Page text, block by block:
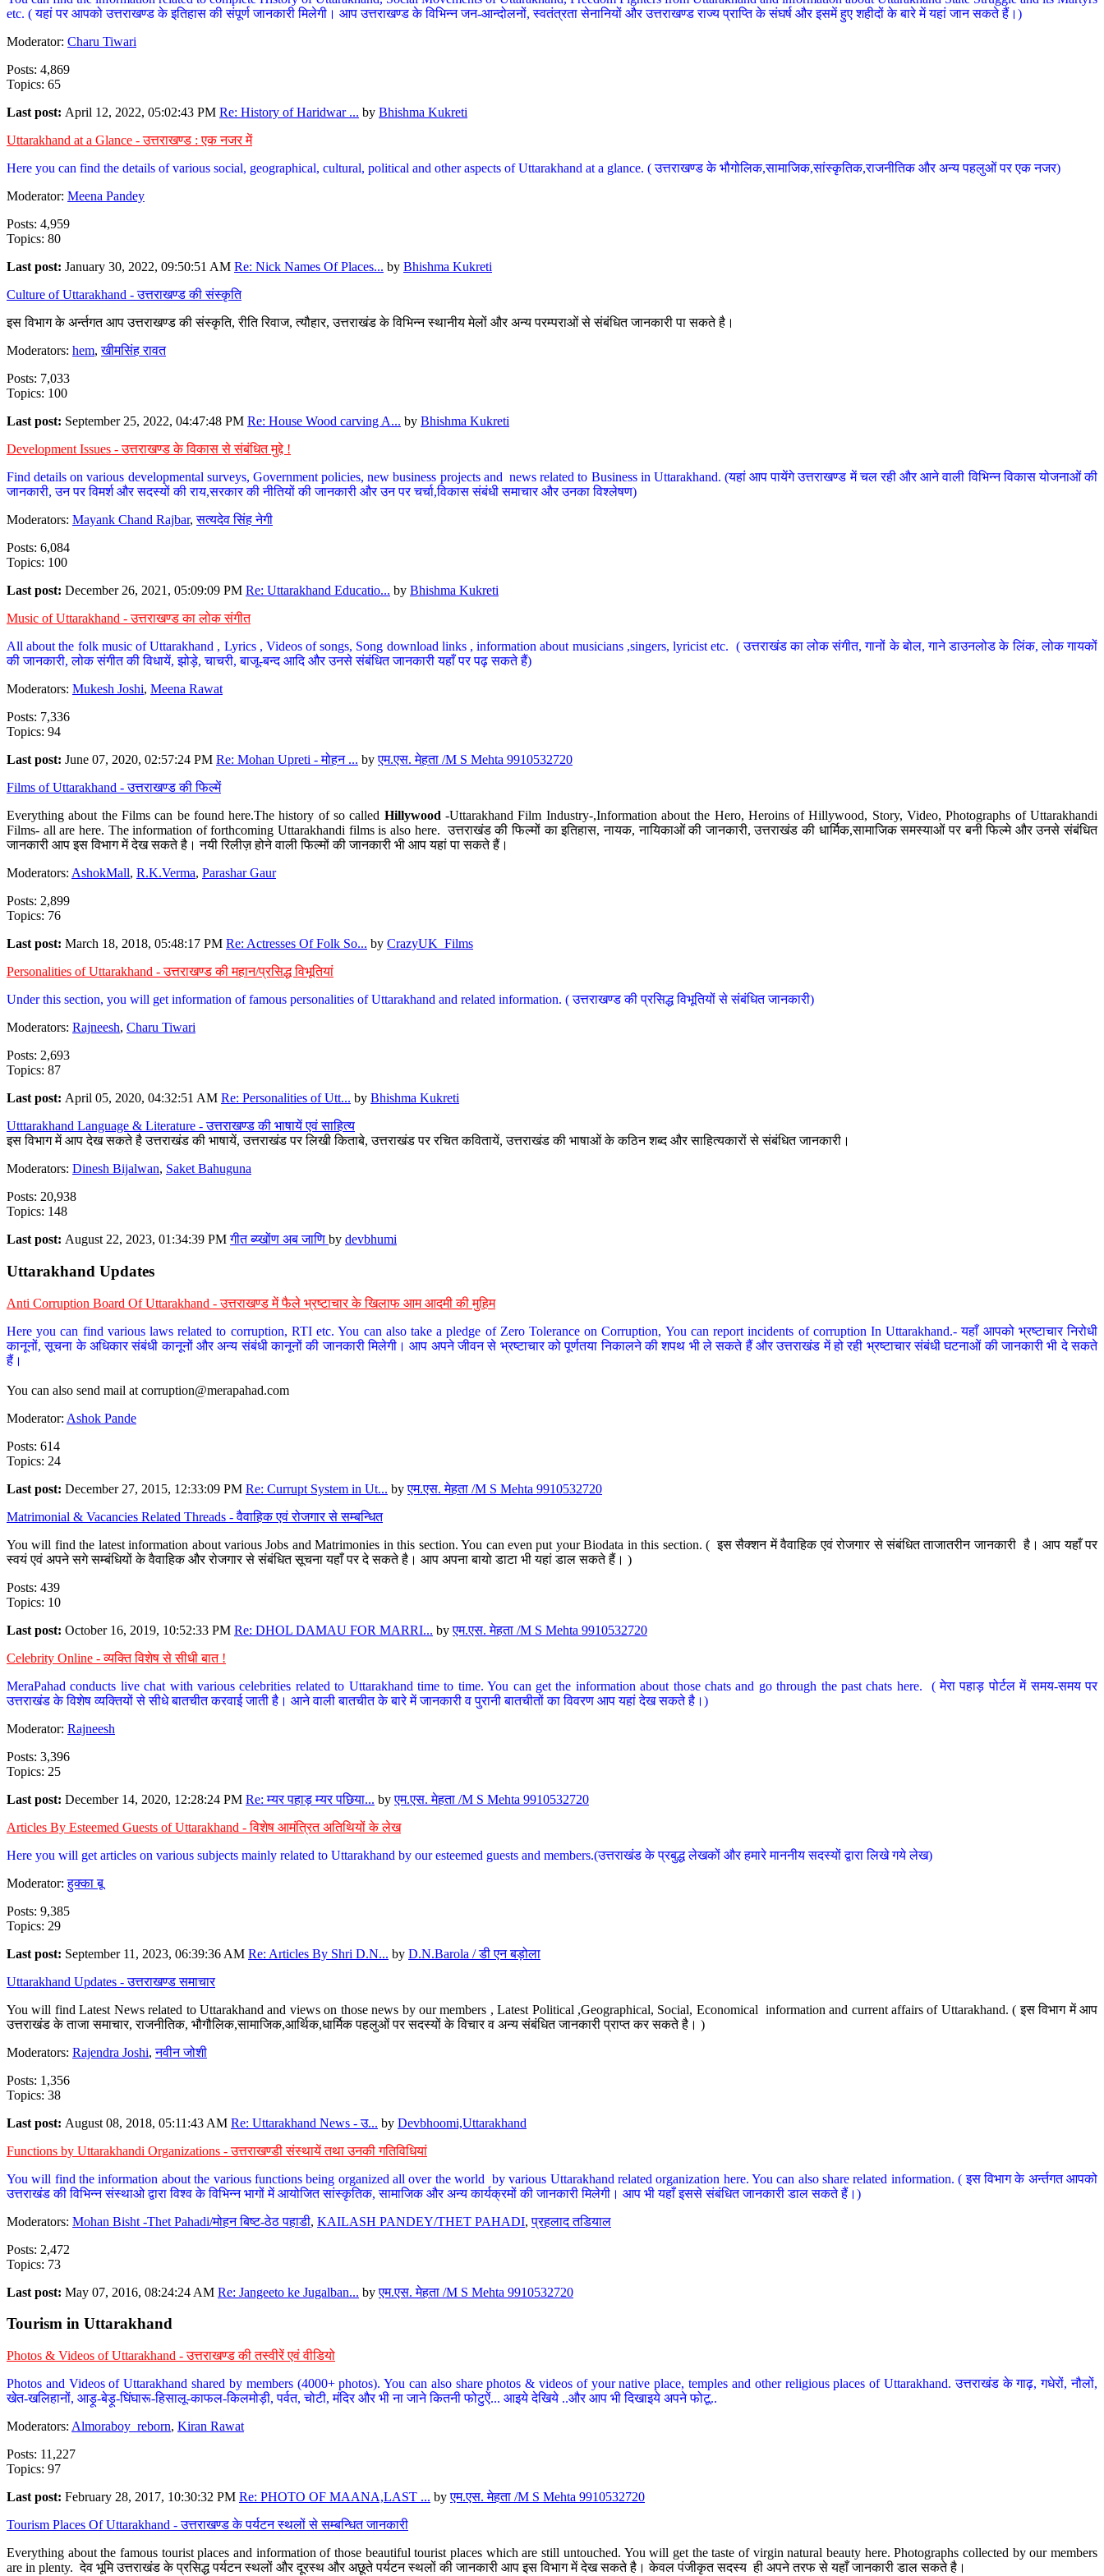
etc. ( यहां पर आपको उत्तराखण्ड के इतिहास की संपूर्ण जानकारी मिलेगी। आप उत्तराखण्ड के विभिन्न जन-आन्दोलनों, स्वतंत्रता सेनानियों और उत्तराखण्ड राज्य प्राप्ति के संघर्ष और इसमें हुए शहीदों के बारे में यहां जान सकते हैं।)
Moderator: Charu Tiwari
Posts: 4,869
Topics: 65
Last post: April 12, 2022, 05:02:43 PM Re: History of Haridwar ... by Bhishma Kukreti
Uttarakhand at a Glance - उत्तराखण्ड : एक नजर में
Here you can find the details of various social, geographical, cultural, political and other aspects of Uttarakhand at a glance. ( उत्तराखण्ड के भौगोलिक,सामाजिक,सांस्कृतिक,राजनीतिक और अन्य पहलुओं पर एक नजर)
Moderator: Meena Pandey
Posts: 4,959
Topics: 80
Last post: January 30, 2022, 09:50:51 AM Re: Nick Names Of Places... by Bhishma Kukreti
Culture of Uttarakhand - उत्तराखण्ड की संस्कृति
इस विभाग के अर्न्तगत आप उत्तराखण्ड की संस्कृति, रीति रिवाज, त्यौहार, उत्तराखंड के विभिन्न स्थानीय मेलों और अन्य परम्पराओं से संबंधित जानकारी पा सकते है।
Moderators: hem,खीमसिंह रावत
Posts: 7,033
Topics: 100
Last post: September 25, 2022, 04:47:48 PM Re: House Wood carving A... by Bhishma Kukreti
Development Issues - उत्तराखण्ड के विकास से संबंधित मुद्दे !
Find details on various developmental surveys, Government policies, new business projects and news related to Business in Uttarakhand. (यहां आप पायेंगे उत्तराखण्ड में चल रही और आने वाली विभिन्न विकास योजनाओं की
जानकारी, उन पर विमर्श और सदस्यों की राय,सरकार की नीतियों की जानकारी और उन पर चर्चा,विकास संबंधी समाचार और उनका विश्लेषण)
Moderators: Mayank Chand Rajbar,सत्यदेव सिंह नेगी
Posts: 6,084
Topics: 100
Last post: December 26, 2021, 05:09:09 PM Re: Uttarakhand Educatio... by Bhishma Kukreti
Music of Uttarakhand - उत्तराखण्ड का लोक संगीत
All about the folk music of Uttarakhand , Lyrics , Videos of songs, Song download links , information about musicians ,singers, lyricist etc. ( उत्तराखंड का लोक संगीत, गानों के बोल, गाने डाउनलोड के लिंक, लोक गायकों
की जानकारी, लोक संगीत की विधायें, झोड़े, चाचरी, बाजू-बन्द आदि और उनसे संबंधित जानकारी यहाँ पर पढ़ सकते हैं)
Moderators: Mukesh Joshi, Meena Rawat
Posts: 7,336
Topics: 94
Last post: June 07, 2020, 02:57:24 PM Re: Mohan Upreti - मोहन ... byएम.एस. मेहता /M S Mehta 9910532720
Films of Uttarakhand - उत्तराखण्ड की फिल्में
Everything about the Films can be found here.The history of so called Hillywood-Uttarakhand Film Industry-,Information about the Hero, Heroins of Hillywood, Story, Video, Photographs of Uttarakhandi
Films- all are here. The information of forthcoming Uttarakhandi films is also here. उत्तराखंड की फिल्मों का इतिहास, नायक, नायिकाओं की जानकारी, उत्तराखंड की धार्मिक,सामाजिक समस्याओं पर बनी फिल्मे और उनसे संबंधित
जानकारी आप इस विभाग में देख सकते है। नयी रिलीज़ होने वाली फिल्मों की जानकारी भी आप यहां पा सकते हैं।
Moderators: AshokMall, R.K.Verma, Parashar Gaur
Posts: 2,899
Topics: 76
Last post: March 18, 2018, 05:48:17 PM Re: Actresses Of Folk So... by CrazyUK_Films
Personalities of Uttarakhand - उत्तराखण्ड की महान/प्रसिद्ध विभूतियां
Under this section, you will get information of famous personalities of Uttarakhand and related information. ( उत्तराखण्ड की प्रसिद्ध विभूतियों से संबंधित जानकारी)
Moderators: Rajneesh, Charu Tiwari
Posts: 2,693
Topics: 87
Last post: April 05, 2020, 04:32:51 AM Re: Personalities of Utt... by Bhishma Kukreti
Utttarakhand Language & Literature - उत्तराखण्ड की भाषायें एवं साहित्य
इस विभाग में आप देख सकते है उत्तराखंड की भाषायें, उत्तराखंड पर लिखी किताबे, उत्तराखंड पर रचित कवितायें, उत्तराखंड की भाषाओं के कठिन शब्द और साहित्यकारों से संबंधित जानकारी।
Moderators: Dinesh Bijalwan, Saket Bahuguna
Posts: 20,938
Topics: 148
Last post: August 22, 2023, 01:34:39 PMगीत ब्य्खोंण अब जाणि by devbhumi
Uttarakhand Updates
Anti Corruption Board Of Uttarakhand - उत्तराखण्ड में फैले भ्रष्टाचार के खिलाफ आम आदमी की मुहिम
Here you can find various laws related to corruption, RTI etc. You can also take a pledge of Zero Tolerance on Corruption, You can report incidents of corruption In Uttarakhand.- यहाँ आपको भ्रष्टाचार निरोधी
कानूनों, सूचना के अधिकार संबंधी कानूनों और अन्य संबंधी कानूनों की जानकारी मिलेगी। आप अपने जीवन से भ्रष्टाचार को पूर्णतया निकालने की शपथ भी ले सकते हैं और उत्तराखंड में हो रही भ्रष्टाचार संबंधी घटनाओं की जानकारी भी दे सकते
हैं।
You can also send mail at corruption@merapahad.com
Moderator: Ashok Pande
Posts: 614
Topics: 24
Last post: December 27, 2015, 12:33:09 PM Re: Currupt System in Ut... byएम.एस. मेहता /M S Mehta 9910532720
Matrimonial & Vacancies Related Threads - वैवाहिक एवं रोजगार से सम्बन्धित
You will find the latest information about various Jobs and Matrimonies in this section. You can even put your Biodata in this section. ( इस सैक्शन में वैवाहिक एवं रोजगार से संबंधित ताजातरीन जानकारी है। आप यहाँ पर
स्वयं एवं अपने सगे सम्बंधियों के वैवाहिक और रोजगार से संबंधित सूचना यहाँ पर दे सकते है। आप अपना बायो डाटा भी यहां डाल सकते हैं। )
Posts: 439
Topics: 10
Last post: October 16, 2019, 10:52:33 PM Re: DHOL DAMAU FOR MARRI... byएम.एस. मेहता /M S Mehta 9910532720
Celebrity Online - व्यक्ति विशेष से सीधी बात !
MeraPahad conducts live chat with various celebrities related to Uttarakhand time to time. You can get the information about those chats and go through the past chats here. ( मेरा पहाड़ पोर्टल में समय-समय पर
उत्तराखंड के विशेष व्यक्तियों से सीधे बातचीत करवाई जाती है। आने वाली बातचीत के बारे में जानकारी व पुरानी बातचीतों का विवरण आप यहां देख सकते है।)
Moderator: Rajneesh
Posts: 3,396
Topics: 25
Last post: December 14, 2020, 12:28:24 PM Re: म्यर पहाड़ म्यर पछिया... byएम.एस. मेहता /M S Mehta 9910532720
Articles By Esteemed Guests of Uttarakhand - विशेष आमंत्रित अतिथियों के लेख
Here you will get articles on various subjects mainly related to Uttarakhand by our esteemed guests and members.(उत्तराखंड के प्रबुद्ध लेखकों और हमारे माननीय सदस्यों द्वारा लिखे गये लेख)
Moderator:हुक्का बू
Posts: 9,385
Topics: 29
Last post: September 11, 2023, 06:39:36 AM Re: Articles By Shri D.N... by D.N.Barola / डी एन बड़ोला
Uttarakhand Updates - उत्तराखण्ड समाचार
You will find Latest News related to Uttarakhand and views on those news by our members , Latest Political ,Geographical, Social, Economical information and current affairs of Uttarakhand. ( इस विभाग में आप
उत्तराखंड के ताजा समाचार, राजनीतिक, भौगौलिक,सामाजिक,आर्थिक,धार्मिक पहलुओं पर सदस्यों के विचार व अन्य संबंधित जानकारी प्राप्त कर सकते है। )
Moderators: Rajendra Joshi,नवीन जोशी
Posts: 1,356
Topics: 38
Last post: August 08, 2018, 05:11:43 AM Re: Uttarakhand News - उ... by Devbhoomi,Uttarakhand
Functions by Uttarakhandi Organizations - उत्तराखण्डी संस्थायें तथा उनकी गतिविधियां
You will find the information about the various functions being organized all over the world by various Uttarakhand related organization here. You can also share related information. ( इस विभाग के अर्न्तगत आपको
उत्तराखंड की विभिन्न संस्थाओ द्वारा विश्व के विभिन्न भागों में आयोजित सांस्कृतिक, सामाजिक और अन्य कार्यक्रमों की जानकारी मिलेगी। आप भी यहाँ इससे संबंधित जानकारी डाल सकते हैं।)
Moderators: Mohan Bisht -Thet Pahadi/मोहन बिष्ट-ठेठ पहाडी, KAILASH PANDEY/THET PAHADI,प्रहलाद तडियाल
Posts: 2,472
Topics: 73
Last post: May 07, 2016, 08:24:24 AM Re: Jangeeto ke Jugalban... byएम.एस. मेहता /M S Mehta 9910532720
Tourism in Uttarakhand
Photos & Videos of Uttarakhand - उत्तराखण्ड की तस्वीरें एवं वीडियो
Photos and Videos of Uttarakhand shared by members (4000+ photos). You can also share photos & videos of your native place, temples and other religious places of Uttarakhand. उत्तराखंड के गाढ़, गधेरों, नौलों,
खेत-खलिहानों, आड़ू-बेड़ू-घिंघारू-हिसालू-काफल-किलमोड़ी, पर्वत, चोटी, मंदिर और भी ना जाने कितनी फोटुऐं... आइये देखिये ..और आप भी दिखाइये अपने फोटू..
Moderators: Almoraboy_reborn, Kiran Rawat
Posts: 11,227
Topics: 97
Last post: February 28, 2017, 10:30:32 PM Re: PHOTO OF MAANA,LAST ... byएम.एस. मेहता /M S Mehta 9910532720
Tourism Places Of Uttarakhand - उत्तराखण्ड के पर्यटन स्थलों से सम्बन्धित जानकारी
Everything about the famous tourist places and information of those beautiful tourist places which are still untouched. You will get the taste of virgin natural beauty here. Photographs collected by our members
are in plenty. देव भूमि उत्तराखंड के प्रसिद्ध पर्यटन स्थलों और दूरस्थ और अछूते पर्यटन स्थलों की जानकारी आप इस विभाग में देख सकते है। केवल पंजीकृत सदस्य ही अपने तरफ से यहाँ जानकारी डाल सकते है।